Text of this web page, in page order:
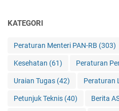
KATEGORI
Peraturan Menteri PAN-RB (303)
Kesehatan (61) Peraturan
Uraian Tugas (42) Peraturan
Petunjuk Teknis (40) Berita